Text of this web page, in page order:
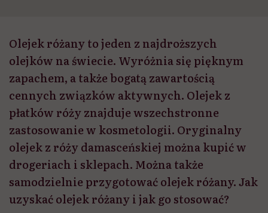
Olejek różany to jeden z najdroższych
olejków na świecie. Wyróżnia się pięknym
zapachem, a także bogatą zawartością
cennych związków aktywnych. Olejek z
płatków róży znajduje wszechstronne
zastosowanie w kosmetologii. Oryginalny
olejek z róży damasceńskiej można kupić w
drogeriach i sklepach. Można także
samodzielnie przygotować olejek różany. Jak
uzyskać olejek różany i jak go stosować?